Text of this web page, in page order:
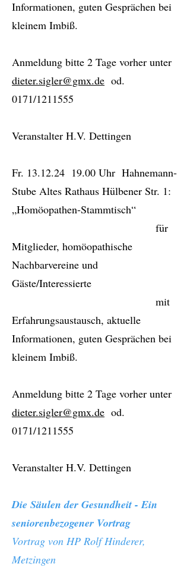
Informationen, guten Gesprächen bei
kleinem Imbiß.
Anmeldung bitte 2 Tage vorher unter
dieter.sigler@gmx.de od.
0171/1211555
Veranstalter H.V. Dettingen
Fr. 13.12.24 19.00 Uhr Hahnemann-
Stube Altes Rathaus Hülbener Str. 1:
„Homöopathen-Stammtisch“
für
Mitglieder, homöopathische
Nachbarvereine und
Gäste/Interessierte
mit
Erfahrungsaustausch, aktuelle
Informationen, guten Gesprächen bei
kleinem Imbiß.
Anmeldung bitte 2 Tage vorher unter
dieter.sigler@gmx.de od.
0171/1211555
Veranstalter H.V. Dettingen
Die Säulen der Gesundheit - Ein
seniorenbezogener Vortrag
Vortrag von HP Rolf Hinderer,
Metzingen